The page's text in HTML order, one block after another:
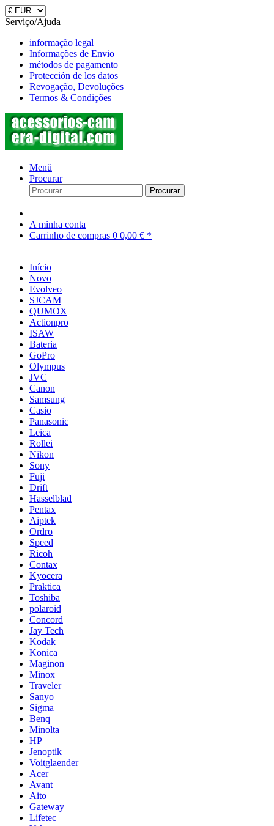
Serviço/Ajuda
informação legal
Informações de Envio
métodos de pagamento
Protección de los datos
Revogação, Devoluções
Termos & Condições
Menü
Procurar
Procurar
A minha conta
Carrinho de compras 0 0,00 € *
Início
Novo
Evolveo
SJCAM
QUMOX
Actionpro
ISAW
Bateria
GoPro
Olympus
JVC
Canon
Samsung
Casio
Panasonic
Leica
Rollei
Nikon
Sony
Fuji
Drift
Hasselblad
Pentax
Aiptek
Ordro
Speed
Ricoh
Contax
Kyocera
Praktica
Toshiba
polaroid
Concord
Jay Tech
Kodak
Konica
Maginon
Minox
Traveler
Sanyo
Sigma
Benq
Minolta
HP
Jenoptik
Voitglaender
Acer
Avant
Aito
Gateway
Lifetec